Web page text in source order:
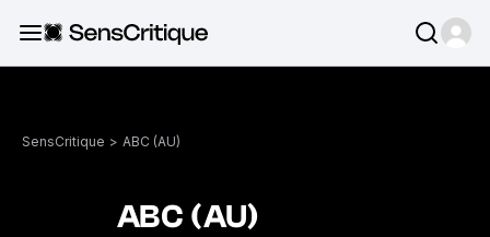
SensCritique > ABC (AU)
ABC (AU)